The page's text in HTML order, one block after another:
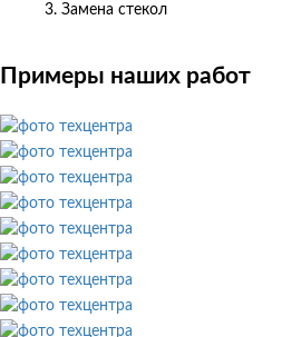
Замена стекол
Примеры наших работ